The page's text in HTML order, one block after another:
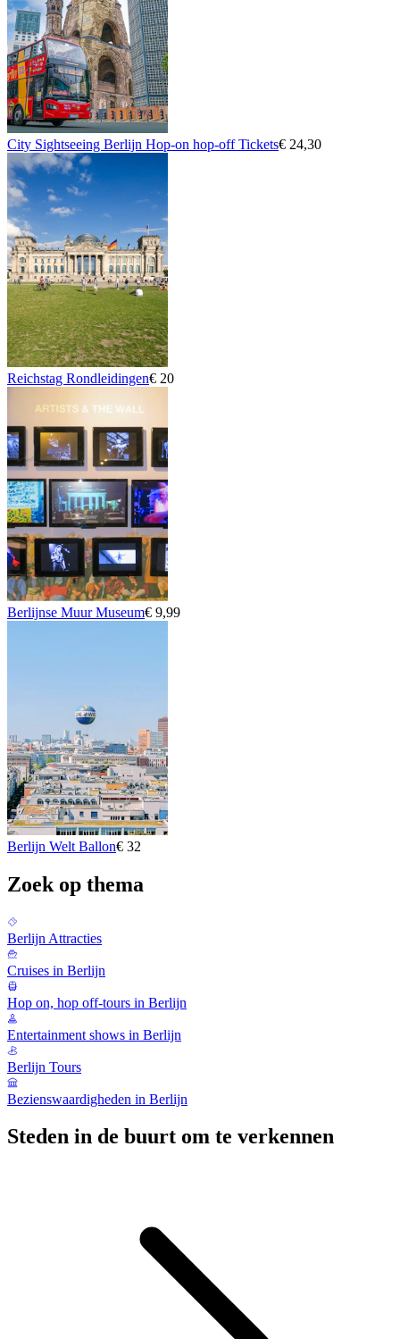
City Sightseeing Berlijn Hop-on hop-off Tickets€ 24,30
Reichstag Rondleidingen€ 20
Berlijnse Muur Museum€ 9,99
Berlijn Welt Ballon€ 32
Zoek op thema
Berlijn Attracties
Cruises in Berlijn
Hop on, hop off-tours in Berlijn
Entertainment shows in Berlijn
Berlijn Tours
Bezienswaardigheden in Berlijn
Steden in de buurt om te verkennen